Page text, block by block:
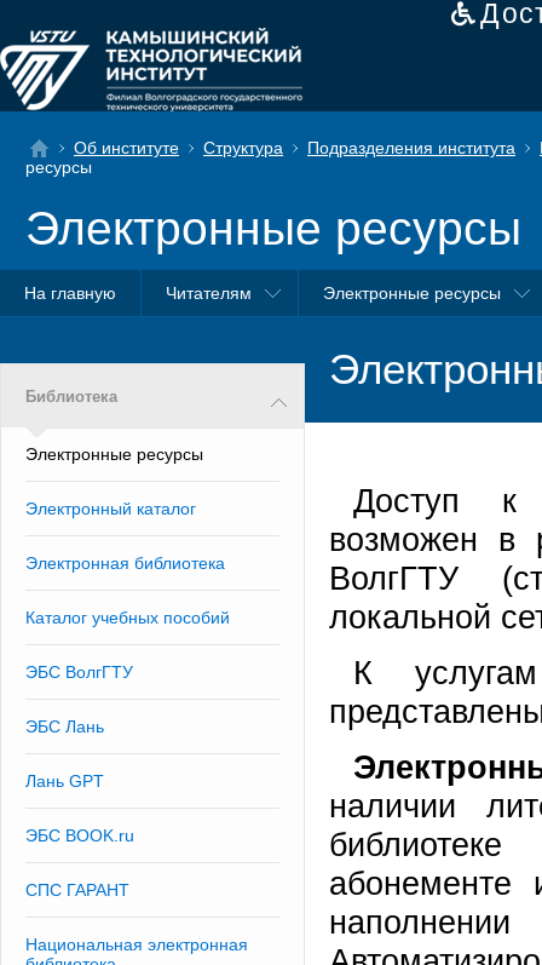
Об институте Структура Подразделения института
ресурсы
Электронные ресурсы
На главную Читателям Электронные ресурсы
Библиотека
Электронные ресурсы
Электронный каталог
Электронная библиотека
Каталог учебных пособий
ЭБС ВолгГТУ
ЭБС Лань
Лань GPT
ЭБС BOOK.ru
СПС ГАРАНТ
Национальная электронная
Доступ к
возможен в
ВолгГТУ
локальной
К
наличии
наполнении